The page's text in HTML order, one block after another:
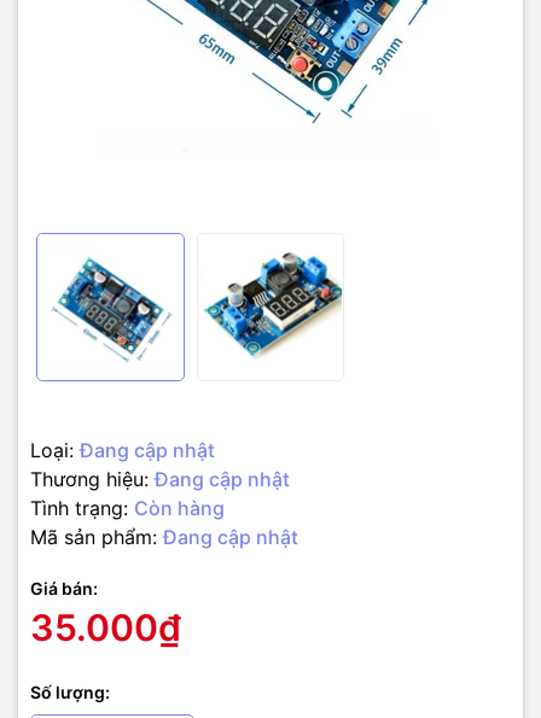
Loại: Đang cập nhật
Thương hiệu: Đang cập nhật
Tình trạng: Còn hàng
Mã sản phẩm: Đang cập nhật
Giá bán:
35.000₫
Số lượng: